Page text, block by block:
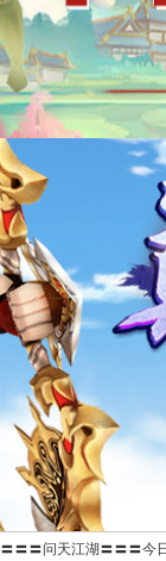
〓〓〓问天江湖〓〓〓今